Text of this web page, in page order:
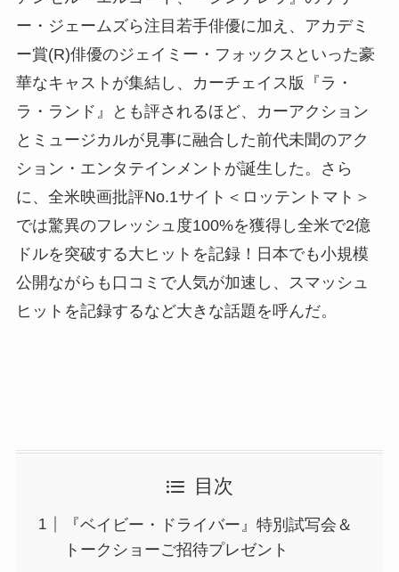
ー・ジェームズら注目若手俳優に加え、アカデミ
ー賞(R)俳優のジェイミー・フォックスといった豪
華なキャストが集結し、カーチェイス版『ラ・
ラ・ランド』とも評されるほど、カーアクション
とミュージカルが見事に融合した前代未聞のアク
ション・エンタテインメントが誕生した。さら
に、全米映画批評No.1サイト＜ロッテントマト＞
では驚異のフレッシュ度100%を獲得し全米で2億
ドルを突破する大ヒットを記録！日本でも小規模
公開ながらも口コミで人気が加速し、スマッシュ
ヒットを記録するなど大きな話題を呼んだ。
目次
『ベイビー・ドライバー』特別試写会＆
トークショーご招待プレゼント